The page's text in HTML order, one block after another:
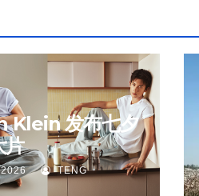
Klein 发布七夕
片
TENG